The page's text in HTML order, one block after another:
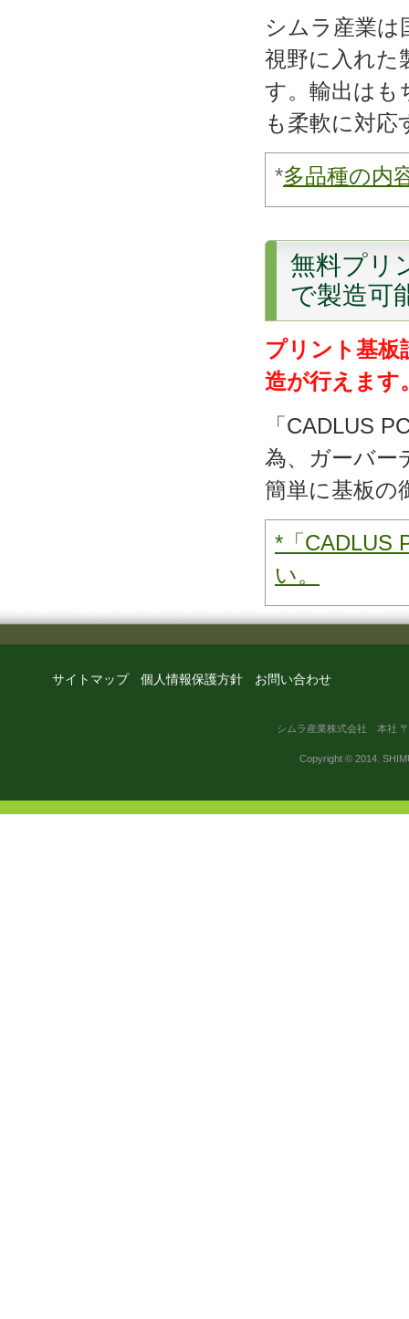
シムラ産業は
視野に入れた
す。輸出はも
も柔軟に対応
*多品種の内
無料プリ
で製造可
プリント基板
造が行えます
「CADLUS
為、ガーバー
簡単に基板の
*「CADLUS
い。
サイトマップ 個人情報保護方針 お問い合わせ
シムラ産業株式会社 本社
Copyright © 2014.